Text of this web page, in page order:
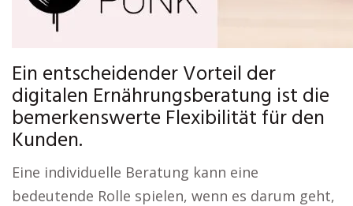
Ein entscheidender Vorteil der
digitalen Ernährungsberatung ist die
bemerkenswerte Flexibilität für den
Kunden.
Eine individuelle Beratung kann eine
bedeutende Rolle spielen, wenn es darum geht,